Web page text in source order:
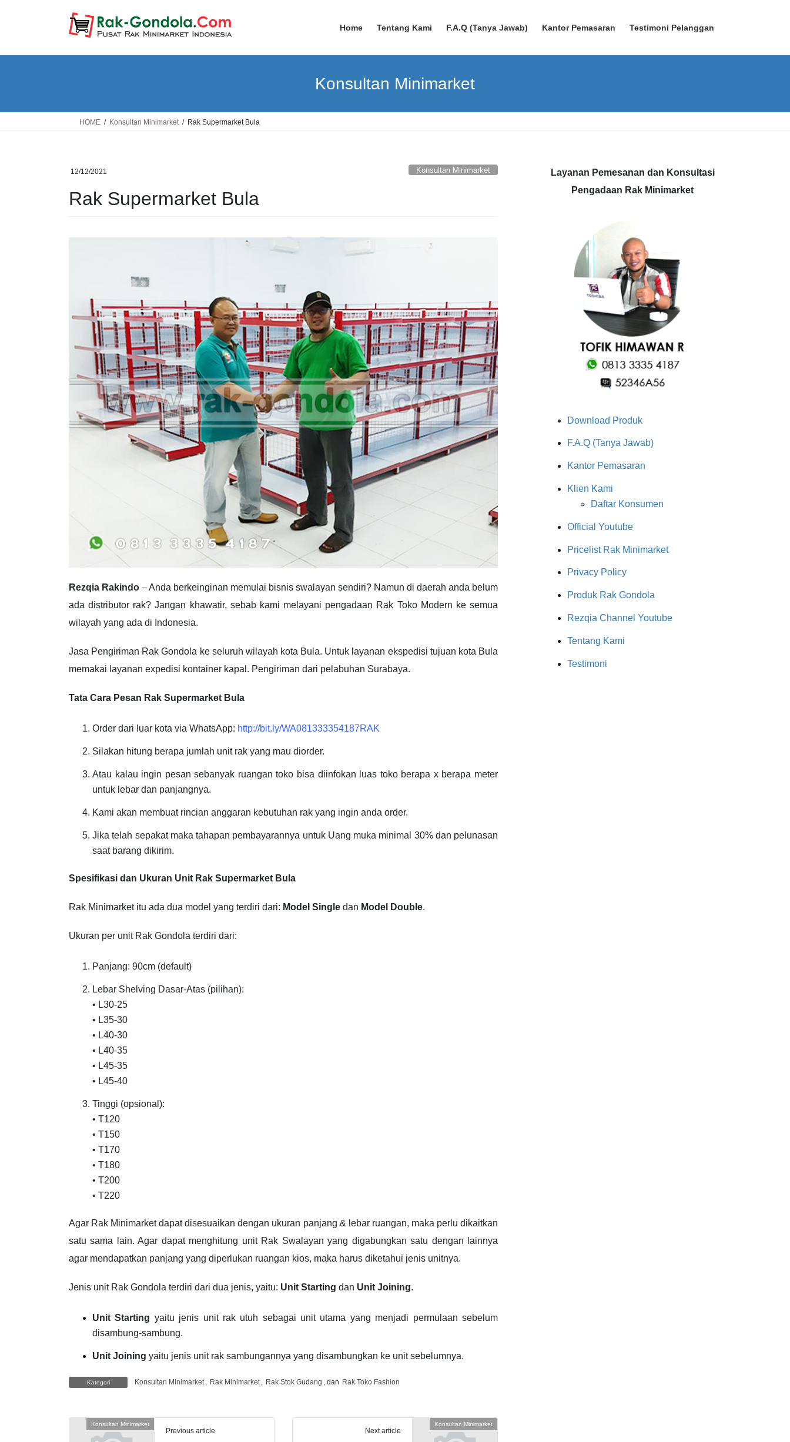
Home Tentang Kami F.A.Q (Tanya Jawab) Kantor Pemasaran Testimoni Pelanggan
Konsultan Minimarket
HOME Konsultan Minimarket Rak Supermarket Bula
12/12/2021 Konsultan Minimarket
Rak Supermarket Bula
Rezqia Rakindo – Anda berkeinginan memulai bisnis swalayan sendiri? Namun di daerah anda belum
ada distributor rak? Jangan khawatir, sebab kami melayani pengadaan Rak Toko Modern ke semua
wilayah yang ada di Indonesia.
Jasa Pengiriman Rak Gondola ke seluruh wilayah kota Bula. Untuk layanan ekspedisi tujuan kota Bula
memakai layanan expedisi kontainer kapal. Pengiriman dari pelabuhan Surabaya.
Tata Cara Pesan Rak Supermarket Bula
Order dari luar kota via WhatsApp: http://bit.ly/WA081333354187RAK
Silakan hitung berapa jumlah unit rak yang mau diorder.
Atau kalau ingin pesan sebanyak ruangan toko bisa diinfokan luas toko berapa x berapa meter
untuk lebar dan panjangnya.
Kami akan membuat rincian anggaran kebutuhan rak yang ingin anda order.
Jika telah sepakat maka tahapan pembayarannya untuk Uang muka minimal 30% dan pelunasan
saat barang dikirim.
Spesifikasi dan Ukuran Unit Rak Supermarket Bula
Rak Minimarket itu ada dua model yang terdiri dari: Model Single dan Model Double.
Ukuran per unit Rak Gondola terdiri dari:
Panjang: 90cm (default)
Lebar Shelving Dasar-Atas (pilihan):
• L30-25
• L35-30
• L40-30
• L40-35
• L45-35
• L45-40
Tinggi (opsional):
• T120
• T150
• T170
• T180
• T200
• T220
Agar Rak Minimarket dapat disesuaikan dengan ukuran panjang & lebar ruangan, maka perlu dikaitkan
satu sama lain. Agar dapat menghitung unit Rak Swalayan yang digabungkan satu dengan lainnya
agar mendapatkan panjang yang diperlukan ruangan kios, maka harus diketahui jenis unitnya.
Jenis unit Rak Gondola terdiri dari dua jenis, yaitu: Unit Starting dan Unit Joining.
Unit Starting yaitu jenis unit rak utuh sebagai unit utama yang menjadi permulaan sebelum
disambung-sambung.
Unit Joining yaitu jenis unit rak sambungannya yang disambungkan ke unit sebelumnya.
Kategori Konsultan Minimarket , Rak Minimarket , Rak Stok Gudang , dan Rak Toko Fashion
Konsultan Minimarket
Previous article
Konsultan Minimarket
Next article
Layanan Pemesanan dan Konsultasi
Pengadaan Rak Minimarket
Download Produk
F.A.Q (Tanya Jawab)
Kantor Pemasaran
Klien Kami
Daftar Konsumen
Official Youtube
Pricelist Rak Minimarket
Privacy Policy
Produk Rak Gondola
Rezqia Channel Youtube
Tentang Kami
Testimoni